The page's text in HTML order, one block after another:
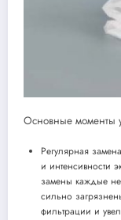
Основные моменты
Регулярная
и интенсивности
замены каждые
сильно
фильтрации и